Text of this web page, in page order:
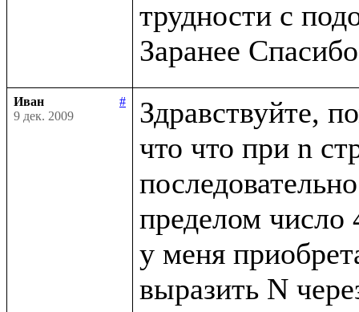
трудности с
Иван
#
9 дек. 2009
Здравствуйте,
что что при n
пределом число
у меня
выразить N